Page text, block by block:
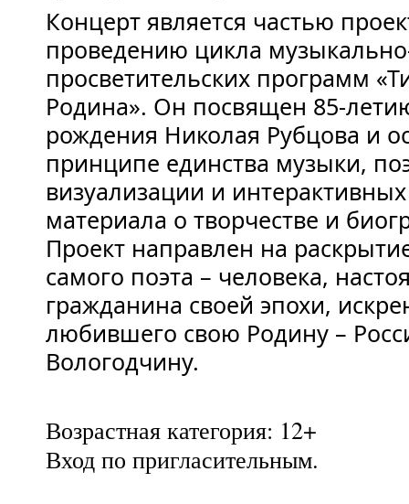
Концерт является частью
проведению цикла
просветительских программ
Родина». Он посвящен 85-
рождения Николая Рубцова и
принципе единства музыки,
визуализации и
материала о творчестве и
Проект направлен на
самого поэта – человека,
гражданина своей эпохи,
любившего свою Родину –
Вологодчину.
Возрастная категория: 12+
Вход по пригласительным.